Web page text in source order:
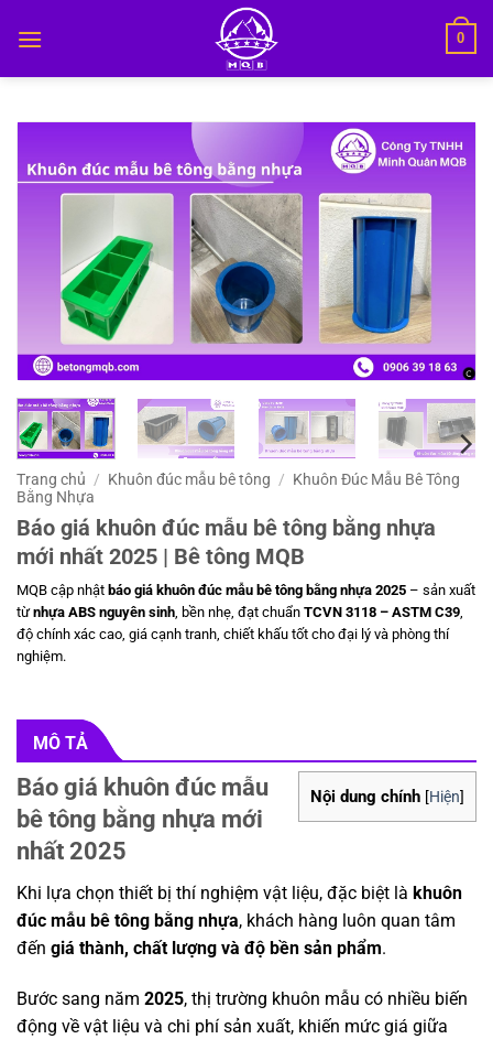
qua
0
Trang chủ / Khuôn đúc mẫu bê tông / Khuôn Đúc Mẫu Bê Tông
Bằng Nhựa
Báo giá khuôn đúc mẫu bê tông bằng nhựa
mới nhất 2025 | Bê tông MQB
MQB cập nhật báo giá khuôn đúc mẫu bê tông bằng nhựa 2025 – sản xuất
từnhựa ABS nguyên sinh, bền nhẹ, đạt chuẩn TCVN 3118 – ASTM C39,
độ chính xác cao, giá cạnh tranh, chiết khấu tốt cho đại lý và phòng thí
nghiệm.
MÔ TẢ
Nội dung chính [Hiện]
Báo giá khuôn đúc mẫu
bê tông bằng nhựa mới
nhất 2025
Khi lựa chọn thiết bị thí nghiệm vật liệu, đặc biệt là khuôn
đúc mẫu bê tông bằng nhựa, khách hàng luôn quan tâm
đến giá thành, chất lượng và độ bền sản phẩm.
Bước sang năm 2025, thị trường khuôn mẫu có nhiều biến
động về vật liệu và chi phí sản xuất, khiến mức giá giữa